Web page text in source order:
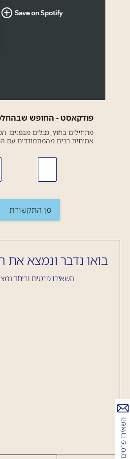
השאירו פרטים
פודקאסט - החופש
מתחילים בחוץ, מגלים מבפנים:
אמיתית רבים מהמתמודדים
משבר אישי או נסיבות
מן התקשורת
בואו נדבר ונמצא את
השאירו פרטים וביחד